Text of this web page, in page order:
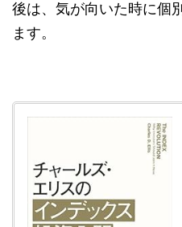
後は、気が向いた時に個
ます。